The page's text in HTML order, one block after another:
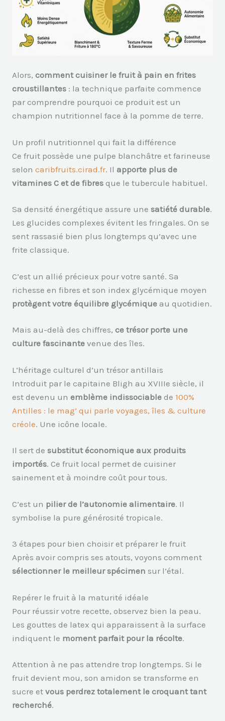
Alors,comment cuisiner le fruit à pain en frites
croustillantes : la technique parfaite commence
par comprendre pourquoi ce produit est un
champion nutritionnel face à la pomme de terre.
Un profil nutritionnel qui fait la différence
Ce fruit possède une pulpe blanchâtre et farineuse
seloncaribfruits.cirad.fr. Ilapporte plus de
vitamines C et de fibres que le tubercule habituel.
Sa densité énergétique assure une satiété durable.
Les glucides complexes évitent les fringales. On se
sent rassasié bien plus longtemps qu’avec une
frite classique.
C’est un allié précieux pour votre santé. Sa
richesse en fibres et son index glycémique moyen
protègent votre équilibre glycémique au quotidien.
Mais au-delà des chiffres,ce trésor porte une
culture fascinante venue des îles.
L’héritage culturel d’un trésor antillais
Introduit par le capitaine Bligh au XVIIIe siècle, il
est devenu unemblème indissociable de 100%
Antilles : le mag’ qui parle voyages, îles & culture
créole. Une icône locale.
Il sert de substitut économique aux produits
importés. Ce fruit local permet de cuisiner
sainement et à moindre coût pour tous.
C’est un pilier de l’autonomie alimentaire. Il
symbolise la pure générosité tropicale.
3 étapes pour bien choisir et préparer le fruit
Après avoir compris ses atouts, voyons comment
sélectionner le meilleur spécimen sur l’étal.
Repérer le fruit à la maturité idéale
Pour réussir votre recette, observez bien la peau.
Les gouttes de latex qui apparaissent à la surface
indiquent le moment parfait pour la récolte.
Attention à ne pas attendre trop longtemps. Si le
fruit devient mou, son amidon se transforme en
sucre etvous perdrez totalement le croquant tant
recherché.